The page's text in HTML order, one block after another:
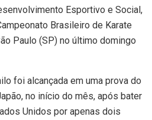
Esportivo e Social,
Brasileiro de Karate
Paulo (SP) no último domingo
foi alcançada em uma prova do
no início do mês, após bater
Unidos por apenas dois